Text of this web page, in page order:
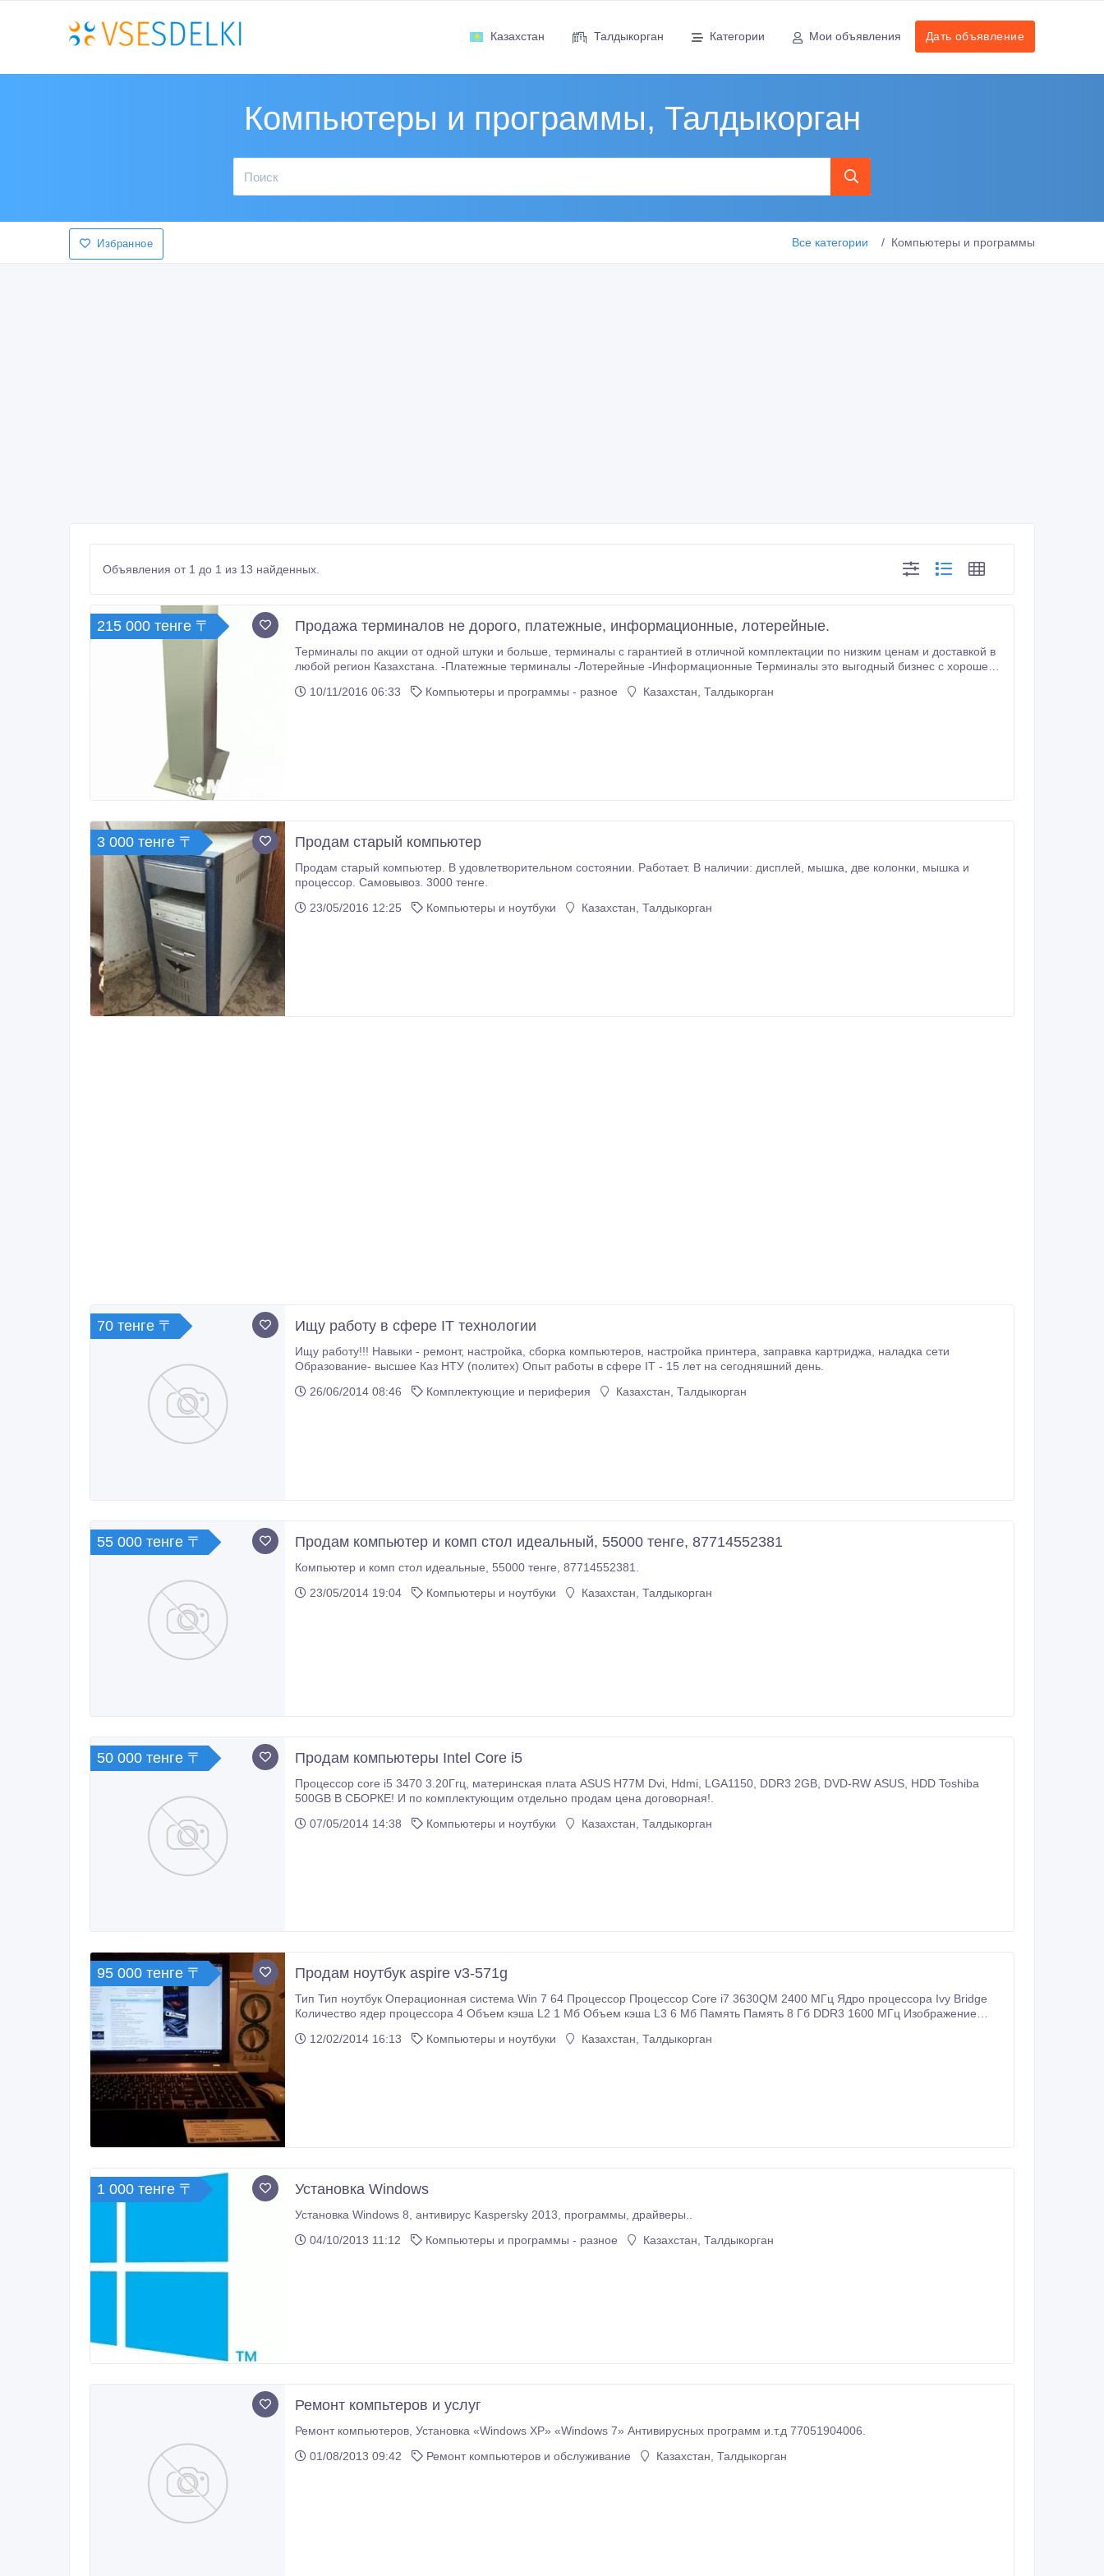
Казахстан Талдыкорган Категории Мои объявления Дать объявление
Компьютеры и программы, Талдыкорган
Избранное Все категории Компьютеры и программы
Объявления от 1 до 1 из 13 найденных.
215 000 тенге 〒 Продажа терминалов не дорого, платежные, информационные, лотерейные.
Терминалы по акции от одной штуки и больше, терминалы с гарантией в отличной комплектации по низким ценам и доставкой в
любой регион Казахстана. -Платежные терминалы -Лотерейные -Информационные Терминалы это выгодный бизнес с хорошей
10/11/2016 06:33
Компьютеры и программы - разное Казахстан, Талдыкорган
3 000 тенге 〒 Продам старый компьютер
Продам старый компьютер. В удовлетворительном состоянии. Работает. В наличии: дисплей, мышка, две колонки, мышка и
процессор. Самовывоз. 3000 тенге.
23/05/2016 12:25
Компьютеры и ноутбуки Казахстан, Талдыкорган
70 тенге 〒 Ищу работу в сфере IT технологии
Ищу работу!!! Навыки - ремонт, настройка, сборка компьютеров, настройка принтера, заправка картриджа, наладка сети
Образование- высшее Каз НТУ (политех) Опыт работы в сфере IT - 15 лет на сегодняшний день.
26/06/2014 08:46
Комплектующие и периферия Казахстан, Талдыкорган
55 000 тенге 〒 Продам компьютер и комп стол идеальный, 55000 тенге, 87714552381
Компьютер и комп стол идеальные, 55000 тенге, 87714552381.
23/05/2014 19:04
Компьютеры и ноутбуки Казахстан, Талдыкорган
50 000 тенге 〒 Продам компьютеры Intel Core i5
Процессор core i5 3470 3.20Ггц, материнская плата ASUS H77M Dvi, Hdmi, LGA1150, DDR3 2GB, DVD-RW ASUS, HDD Toshiba
500GB В СБОРКЕ! И по комплектующим отдельно продам цена договорная!.
07/05/2014 14:38
Компьютеры и ноутбуки Казахстан, Талдыкорган
95 000 тенге 〒 Продам ноутбук aspire v3-571g
Тип Тип ноутбук Операционная система Win 7 64 Процессор Процессор Core i7 3630QM 2400 МГц Ядро процессора Ivy Bridge
Количество ядер процессора 4 Объем кэша L2 1 Мб Объем кэша L3 6 Мб Память Память 8 Гб DDR3 1600 МГц Изображение
светодиодная Тип видеоадаптера дискретный и встроенный Видеопроцессор NVIDIA GeForce GT 640M Видеопамять 2048 Мб
12/02/2014 16:13 Компьютеры и ноутбуки Казахстан, Талдыкорган
1 000 тенге 〒 Установка Windows
Установка Windows 8, антивирус Kaspersky 2013, программы, драйверы..
04/10/2013 11:12
Компьютеры и программы - разное Казахстан, Талдыкорган
Ремонт компьтеров и услуг
Ремонт компьютеров, Установка «Windows XP» «Windows 7» Антивирусных программ и.т.д 77051904006.
01/08/2013 09:42
Ремонт компьютеров и обслуживание Казахстан, Талдыкорган